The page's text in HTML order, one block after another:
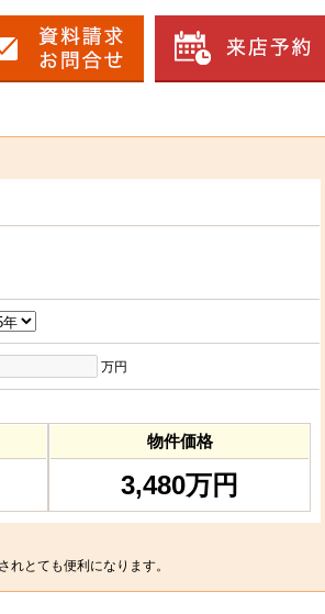
万円
物件価格
3,480万円
とても便利になります。